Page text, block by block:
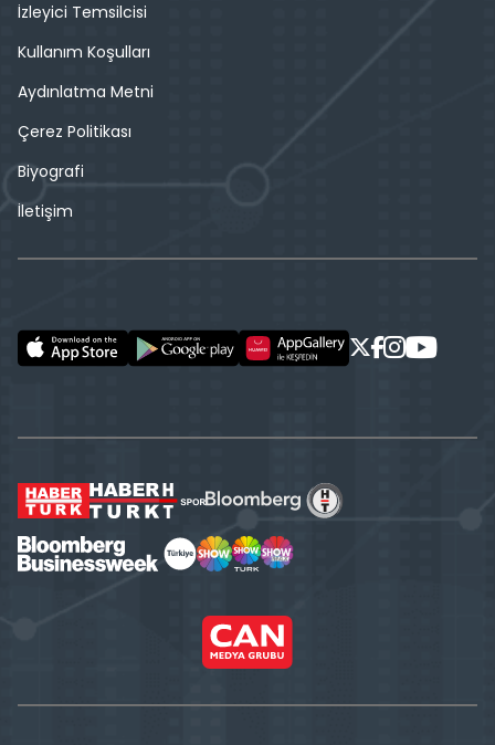
İzleyici Temsilcisi
Kullanım Koşulları
Aydınlatma Metni
Çerez Politikası
Biyografi
İletişim